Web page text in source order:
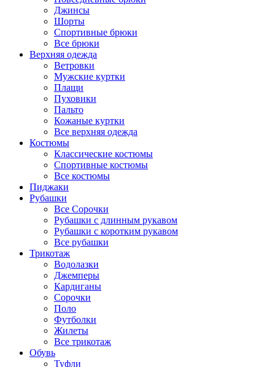
Джинсы
Шорты
Спортивные брюки
Все брюки
Верхняя одежда
Ветровки
Мужские куртки
Плащи
Пуховики
Пальто
Кожаные куртки
Все верхняя одежда
Костюмы
Классические костюмы
Спортивные костюмы
Все костюмы
Пиджаки
Рубашки
Все Сорочки
Рубашки с длинным рукавом
Рубашки с коротким рукавом
Все рубашки
Трикотаж
Водолазки
Джемперы
Кардиганы
Сорочки
Поло
Футболки
Жилеты
Все трикотаж
Обувь
Туфли